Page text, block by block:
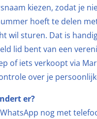
kiezen, zodat je
hoeft te delen
wil sturen. Dat is
lid bent van een
of iets verkoopt via
over je
er?
nog met